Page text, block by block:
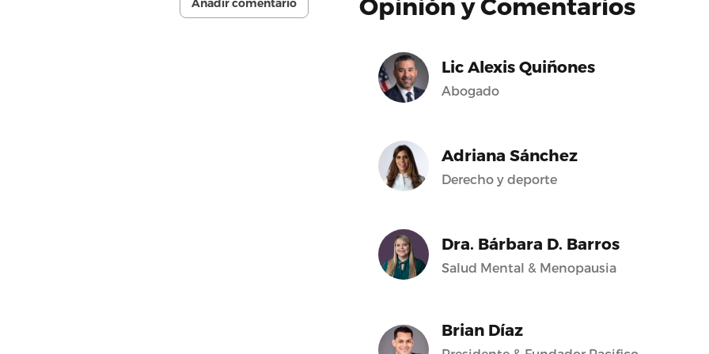
Añadir comentario
Lic Alexis Quiñones
Abogado
Adriana Sánchez
Derecho y deporte
Dra. Bárbara D. Barros
Salud Mental & Menopausia
Brian Díaz